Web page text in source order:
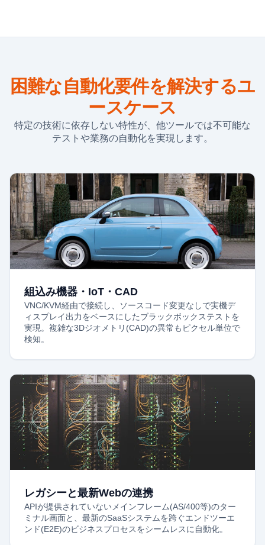
困難な自動化要件を解決するユ
ースケース
特定の技術に依存しない特性が、他ツールでは不可能な
テストや業務の自動化を実現します。
組込み機器・IoT・CAD
VNC/KVM経由で接続し、ソースコード変更なしで実機デ
ィスプレイ出力をベースにしたブラックボックステストを
実現。複雑な3Dジオメトリ(CAD)の異常もピクセル単位で
検知。
レガシーと最新Webの連携
APIが提供されていないメインフレーム(AS/400等)のター
ミナル画面と、最新のSaaSシステムを跨ぐエンドツーエ
ンド(E2E)のビジネスプロセスをシームレスに自動化。